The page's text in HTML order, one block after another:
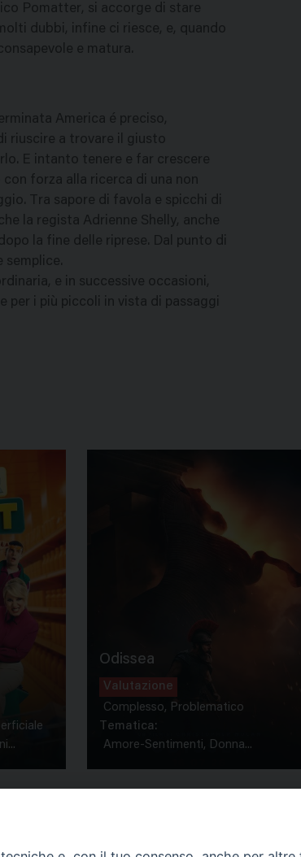
Pomatter, si accorge di stare
dubbi, infine ci riesce, e, quando
e matura.
America é preciso,
riuscire a trovare il giusto
E intanto tenere e far crescere
forza alla ricerca di una non
Tra sapore di favola e spicchi di
la regista Adrienne Shelly, anche
la fine delle riprese. Dal punto di
semplice.
e in successive occasioni,
i più piccoli in vista di passaggi
Odissea
Valutazione
Complesso, Problematico
Tematica:
Amore-Sentimenti, Donna...